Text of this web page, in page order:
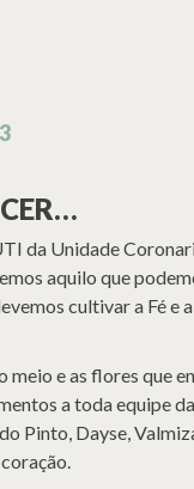
da Unidade
aquilo que
cultivar a Fé e
meio e as flores que
a toda equipe
Pinto, Dayse,